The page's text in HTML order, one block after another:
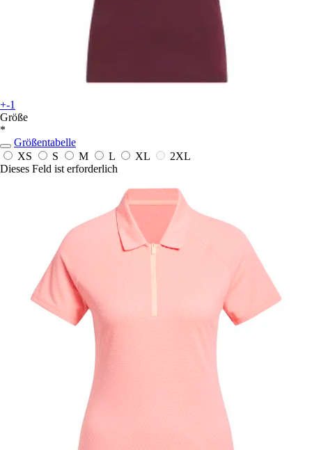
+-1
Größe
*
Größentabelle
XS
S M L XL
2XL
Dieses Feld ist erforderlich